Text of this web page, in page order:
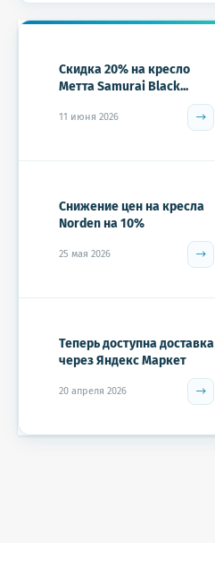
Скидка 20% на кресло
Метта Samurai Black...
11 июня 2026
Снижение цен на кресла
Norden на 10%
25 мая 2026
Теперь доступна доставка
через Яндекс Маркет
20 апреля 2026